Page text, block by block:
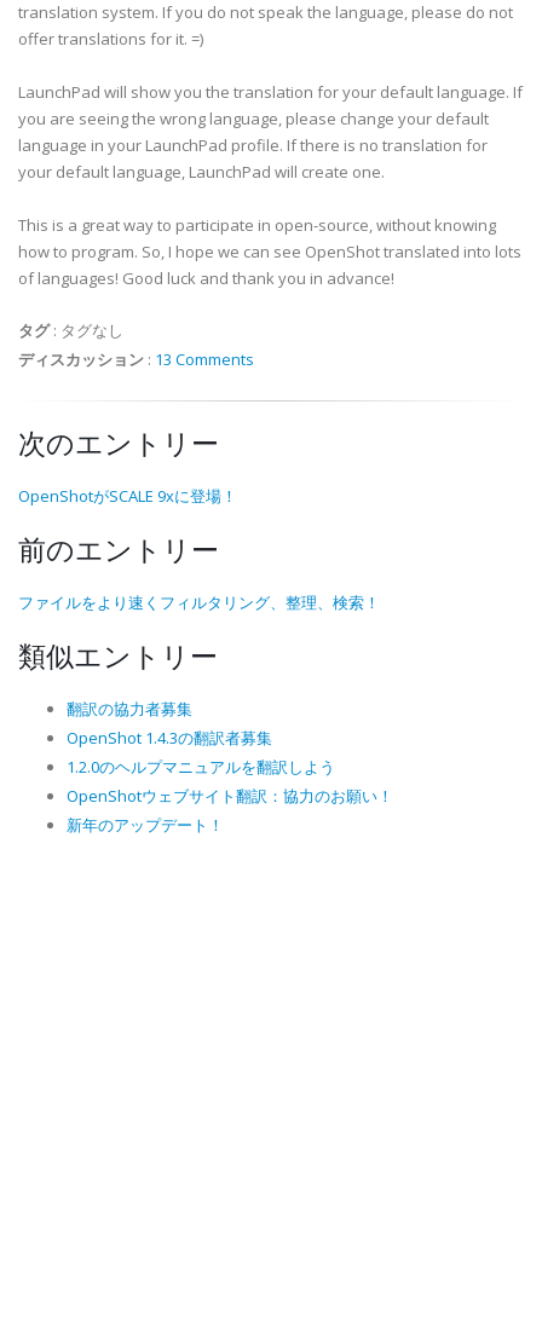
translation system. If you do not speak the language, please do not
offer translations for it. =)
LaunchPad will show you the translation for your default language. If
you are seeing the wrong language, please change your default
language in your LaunchPad profile. If there is no translation for
your default language, LaunchPad will create one.
This is a great way to participate in open-source, without knowing
how to program. So, I hope we can see OpenShot translated into lots
of languages! Good luck and thank you in advance!
タグ: タグなし
ディスカッション : 13 Comments
次のエントリー
OpenShotがSCALE 9xに登場！
前のエントリー
ファイルをより速くフィルタリング、整理、検索！
類似エントリー
翻訳の協力者募集
OpenShot 1.4.3の翻訳者募集
1.2.0のヘルプマニュアルを翻訳しよう
OpenShotウェブサイト翻訳：協力のお願い！
新年のアップデート！